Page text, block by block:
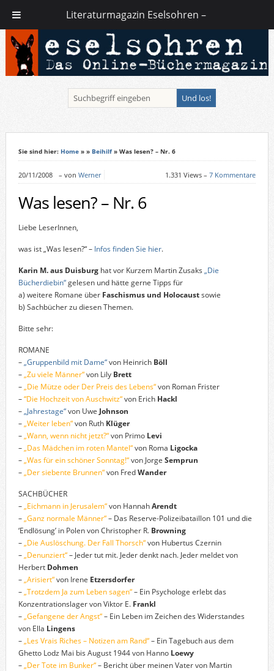
Sie sind hier: Home» » Beihilf» Was lesen? – Nr. 6
20/11/2008 – von Werner 1.331 Views –7 Kommentare
Was lesen? – Nr. 6
Liebe LeserInnen,
was ist „Was lesen?“ – Infos finden Sie hier.
Karin M. aus Duisburghat vor Kurzem Martin Zusaks „Die
Bücherdiebin“gelesen und hätte gerne Tipps für
a) weitere Romane über Faschismus und Holocaustsowie
b) Sachbücher zu diesen Themen.
Bitte sehr:
ROMANE
–„Gruppenbild mit Dame“von Heinrich Böll
–„Zu viele Männer“von Lily Brett
–„Die Mütze oder Der Preis des Lebens“von Roman Frister
–“Die Hochzeit von Auschwitz“von Erich Hackl
–„Jahrestage“von Uwe Johnson
–„Weiter leben“von Ruth Klüger
–„Wann, wenn nicht jetzt?“von Primo Levi
–„Das Mädchen im roten Mantel“von Roma Ligocka
–„Was für ein schöner Sonntag!“von Jorge Semprun
–„Der siebente Brunnen“von FredWander
SACHBÜCHER
–„Eichmann in Jerusalem“von HannahArendt
–„Ganz normale Männer“– Das Reserve-Polizeibataillon 101 und die
‘Endlösung’ in Polen von Christopher R. Browning
–„Die Auslöschung. Der Fall Thorsch“von Hubertus Czernin
–„Denunziert“– Jeder tut mit. Jeder denkt nach. Jeder meldet von
Herbert Dohmen
–„Arisiert“von Irene Etzersdorfer
–„Trotzdem Ja zum Leben sagen“– Ein Psychologe erlebt das
Konzentrationslager von Viktor E. Frankl
–„Gefangene der Angst“– Ein Leben im Zeichen des Widerstandes
von Ella Lingens
–„Les Vrais Riches – Notizen am Rand“– Ein Tagebuch aus dem
Ghetto Lodz Mai bis August 1944 von Hanno Loewy
–„Der Tote im Bunker“– Bericht über meinen Vater von Martin
Literaturmagazin Eselsohren –